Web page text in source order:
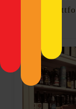
Podcast-